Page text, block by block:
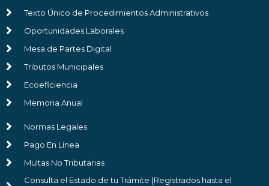
Texto Único de Procedimientos Administrativos
Oportunidades Laborales
Mesa de Partes Digital
Tributos Municipales
Ecoeficiencia
Memoria Anual
Normas Legales
Pago En Línea
Multas No Tributarias
Consulta el Estado de tu Trámite (Registrados hasta el